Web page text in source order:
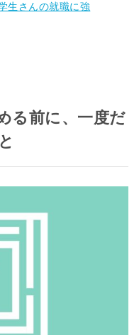
生さんの就職に強
る前に、一度だ